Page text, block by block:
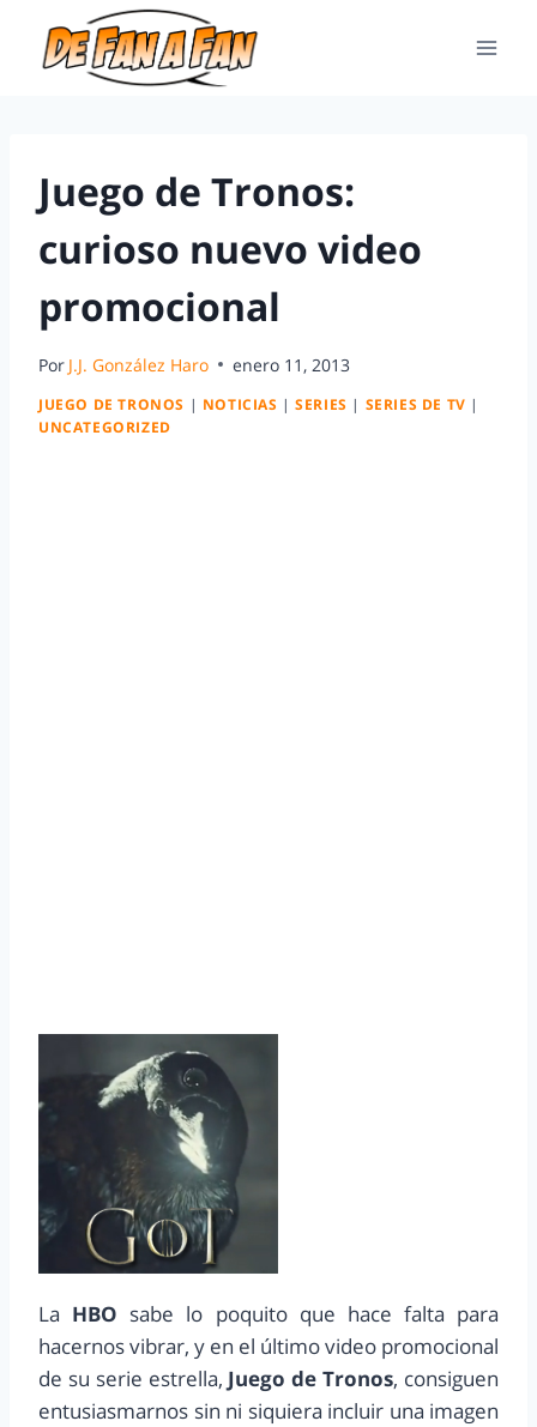
Juego de Tronos:
curioso nuevo video
promocional
Por J.J. González Haro enero 11, 2013
JUEGO DE TRONOS | NOTICIAS |SERIES | SERIES DE TV |
UNCATEGORIZED
La HBO sabe lo poquito que hace falta para
hacernos vibrar, y en el último video promocional
de su serie estrella, Juego de Tronos, consiguen
entusiasmarnos sin ni siquiera incluir una imagen